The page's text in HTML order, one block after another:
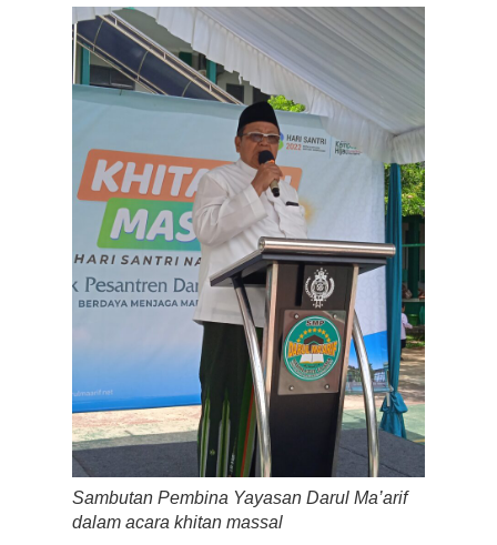
Sambutan Pembina Yayasan Darul Ma’arif
dalam acara khitan massal